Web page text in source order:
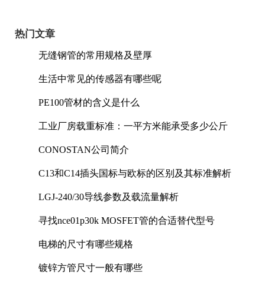
热门文章
无缝钢管的常用规格及壁厚
生活中常见的传感器有哪些呢
PE100管材的含义是什么
工业厂房载重标准：一平方米能承受多少公斤
CONOSTAN公司简介
C13和C14插头国标与欧标的区别及其标准解析
LGJ-240/30导线参数及载流量解析
寻找nce01p30k MOSFET管的合适替代型号
电梯的尺寸有哪些规格
镀锌方管尺寸一般有哪些